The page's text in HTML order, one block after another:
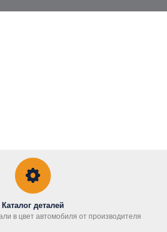
Каталог деталей
в цвет автомобиля от производителя